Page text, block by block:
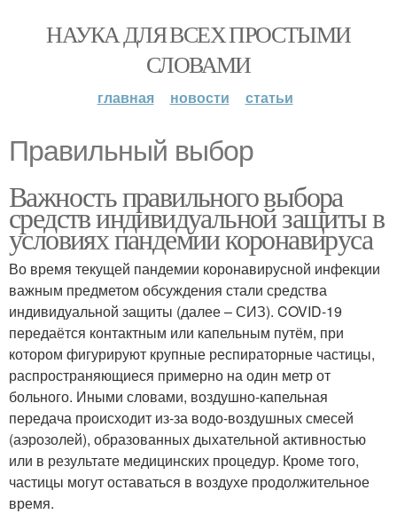
НАУКА ДЛЯ ВСЕХ ПРОСТЫМИ
СЛОВАМИ
главная новости статьи
Правильный выбор
Важность правильного выбора
средств индивидуальной защиты в
условиях пандемии коронавируса
Во время текущей пандемии коронавирусной инфекции
важным предметом обсуждения стали средства
индивидуальной защиты (далее – СИЗ). COVID-19
передаётся контактным или капельным путём, при
котором фигурируют крупные респираторные частицы,
распространяющиеся примерно на один метр от
больного. Иными словами, воздушно-капельная
передача происходит из-за водо-воздушных смесей
(аэрозолей), образованных дыхательной активностью
или в результате медицинских процедур. Кроме того,
частицы могут оставаться в воздухе продолжительное
время.